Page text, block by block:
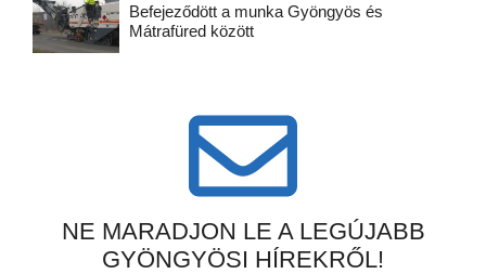
Befejeződött a munka Gyöngyös és
Mátrafüred között
NE MARADJON LE A LEGÚJABB
GYÖNGYÖSI HÍREKRŐL!